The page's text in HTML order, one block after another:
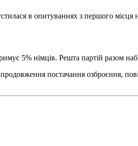
в опитуваннях з першого
5% німців. Решта партій разом
постачання озброєння,